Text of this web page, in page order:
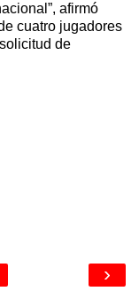
afirmó
cuatro jugadores
de
›